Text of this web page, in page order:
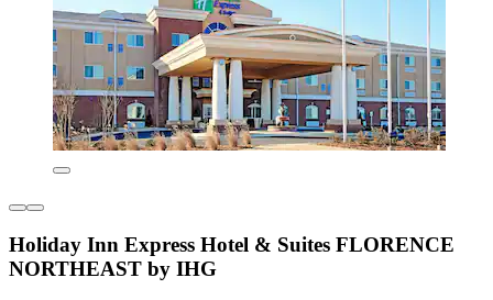
Holiday Inn Express Hotel & Suites FLORENCE
NORTHEAST by IHG